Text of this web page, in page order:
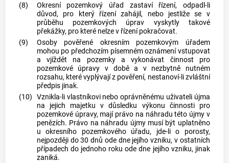
(8)
Okresní pozemkový úřad zastaví řízení, odpadl-li
důvod, pro který řízení zahájil, nebo jestliže se v
průběhu pozemkových úprav vyskytly takové
překážky, pro které nelze v řízení pokračovat.
(9)
Osoby pověřené okresním pozemkovým úřadem
mohou po předchozím písemném oznámení vstupovat
a vjíždět na pozemky a vykonávat činnost pro
pozemkové úpravy v době a v nezbytně nutném
rozsahu, které vyplývají z pověření, nestanoví-li zvláštní
předpis jinak.
(10) Vznikla-li vlastníkovi nebo oprávněnému uživateli újma
na jejich majetku v důsledku výkonu činnosti pro
pozemkové úpravy, mají právo na náhradu této újmy v
penězích. Právo na náhradu újmy musí být uplatněno
u okresního pozemkového úřadu, jde-li o porosty,
nejpozději do 30 dnů ode dne jejího vzniku, v ostatních
případech do jednoho roku ode dne jejího vzniku, jinak
zaniká.